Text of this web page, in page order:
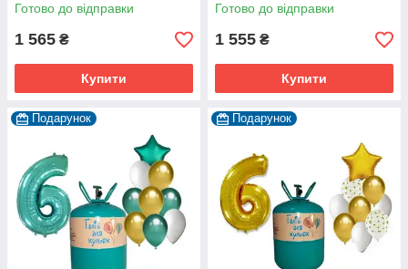
Готово до відправки
1 565 ₴
Купити
Готово до відправки
1 555 ₴
Купити
Подарунок Подарунок